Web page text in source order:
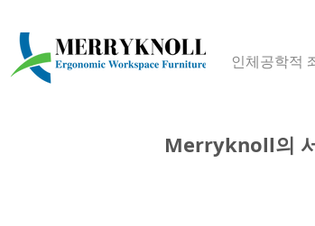
인체공학적
Merryknoll의